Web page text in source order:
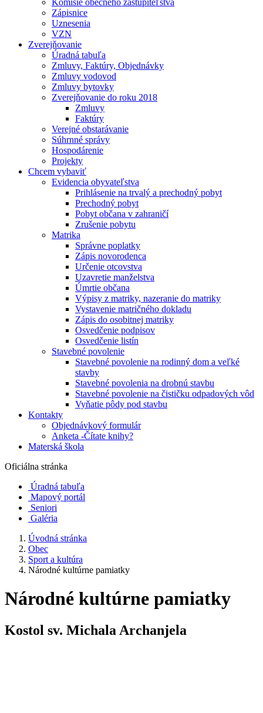
Komisie obecného zastupiteľstva
Zápisnice
Uznesenia
VZN
Zverejňovanie
Úradná tabuľa
Zmluvy, Faktúry, Objednávky
Zmluvy vodovod
Zmluvy bytovky
Zverejňovanie do roku 2018
Zmluvy
Faktúry
Verejné obstarávanie
Súhrnné správy
Hospodárenie
Projekty
Chcem vybaviť
Evidencia obyvateľstva
Prihlásenie na trvalý a prechodný pobyt
Prechodný pobyt
Pobyt občana v zahraničí
Zrušenie pobytu
Matrika
Správne poplatky
Zápis novorodenca
Určenie otcovstva
Uzavretie manželstva
Úmrtie občana
Výpisy z matriky, nazeranie do matriky
Vystavenie matričného dokladu
Zápis do osobitnej matriky
Osvedčenie podpisov
Osvedčenie listín
Stavebné povolenie
Stavebné povolenie na rodinný dom a veľké
stavby
Stavebné povolenia na drobnú stavbu
Stavebné povolenie na čističku odpadových vôd
Vyňatie pôdy pod stavbu
Kontakty
Objednávkový formulár
Anketa -Čítate knihy?
Materská škola
Oficiálna stránka
Úradná tabuľa
Mapový portál
Seniori
Galéria
Úvodná stránka
Obec
Sport a kultúra
Národné kultúrne pamiatky
Národné kultúrne pamiatky
Kostol sv. Michala Archanjela